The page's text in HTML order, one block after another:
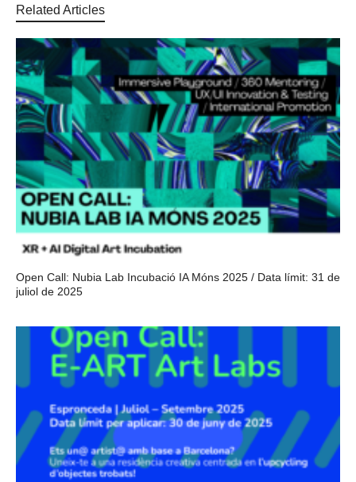
Related Articles
Open Call: Nubia Lab Incubació IA Móns 2025 / Data límit: 31 de
juliol de 2025